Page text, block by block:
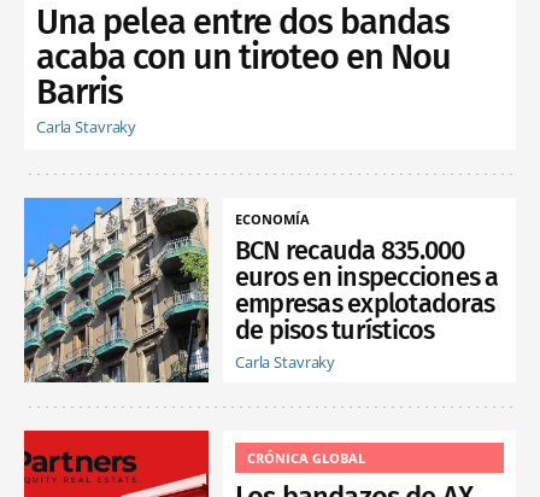
Una pelea entre dos bandas
acaba con un tiroteo en Nou
Barris
Carla Stavraky
ECONOMÍA
BCN recauda 835.000
euros en inspecciones a
empresas explotadoras
de pisos turísticos
Carla Stavraky
CRÓNICA GLOBAL